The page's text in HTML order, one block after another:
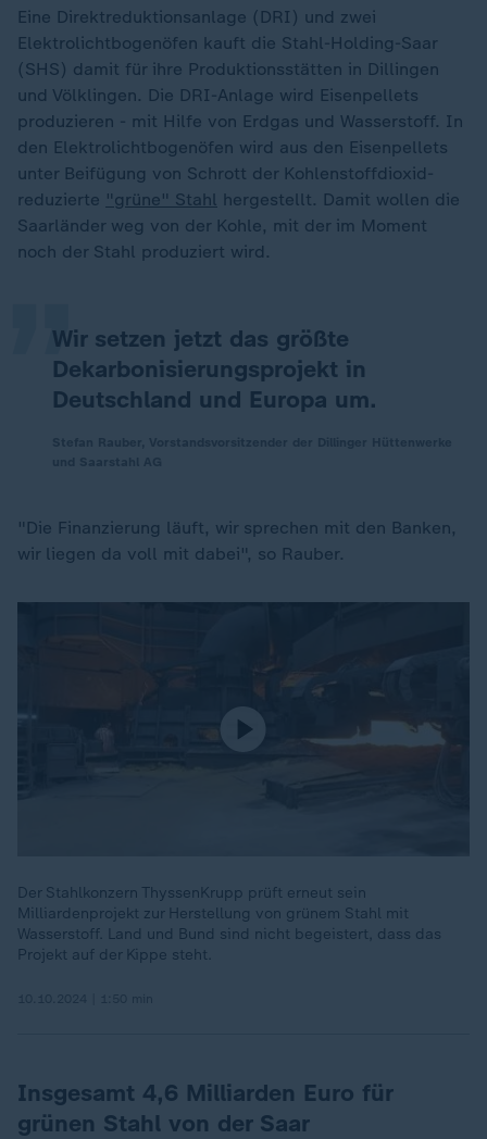
Eine Direktreduktionsanlage (DRI) und zwei
Elektrolichtbogenöfen kauft die Stahl-Holding-Saar
(SHS) damit für ihre Produktionsstätten in Dillingen
und Völklingen. Die DRI-Anlage wird Eisenpellets
produzieren - mit Hilfe von Erdgas und Wasserstoff. In
den Elektrolichtbogenöfen wird aus den Eisenpellets
unter Beifügung von Schrott der Kohlenstoffdioxid-
reduzierte "grüne" Stahl hergestellt. Damit wollen die
Saarländer weg von der Kohle, mit der im Moment
noch der Stahl produziert wird.
Wir setzen jetzt das größte
Dekarbonisierungsprojekt in
Deutschland und Europa um.
„
"Die Finanzierung läuft, wir sprechen mit den Banken,
wir liegen da voll mit dabei", so Rauber.
Der Stahlkonzern ThyssenKrupp prüft erneut sein
Milliardenprojekt zur Herstellung von grünem Stahl mit
Wasserstoff. Land und Bund sind nicht begeistert, dass das
Projekt auf der Kippe steht.
Insgesamt 4,6 Milliarden Euro für
grünen Stahl von der Saar